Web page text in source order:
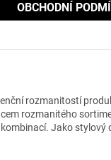
OBCHODNÍ
rozmanitostí
rozmanitého
Jako stylový